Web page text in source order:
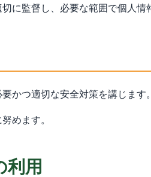
監督し、必要な範囲で個人情
かつ適切な安全対策を講じます。
めます。
利用